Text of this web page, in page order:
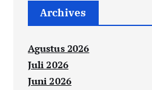
Archives
Agustus 2026
Juli 2026
Juni 2026